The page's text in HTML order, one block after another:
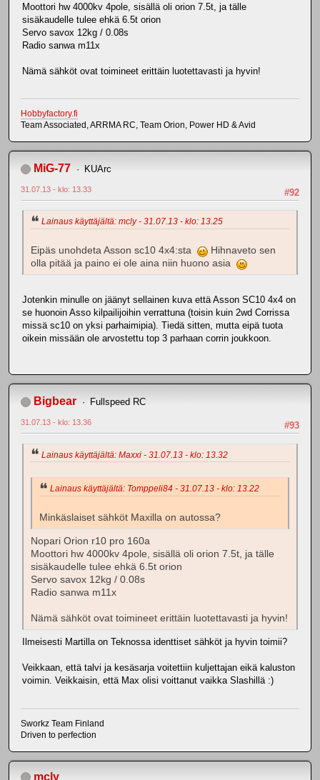
Moottori hw 4000kv 4pole, sisällä oli orion 7.5t, ja tälle
sisäkaudelle tulee ehkä 6.5t orion
Servo savox 12kg / 0.08s
Radio sanwa m11x
Nämä sähköt ovat toimineet erittäin luotettavasti ja hyvin!
Hobbyfactory.fi
Team Associated, ARRMA RC, Team Orion, Power HD & Avid
MiG-77 KUArc
#92
31.07.13 - klo: 13.33
Lainaus käyttäjältä: mcly - 31.07.13 - klo: 13.25
Eipäs unohdeta Asson sc10 4x4:sta
Hihnaveto sen
olla pitää ja paino ei ole aina niin huono asia
Jotenkin minulle on jäänyt sellainen kuva että Asson SC10 4x4 on
se huonoin Asso kilpailijoihin verrattuna (toisin kuin 2wd Corrissa
missä sc10 on yksi parhaimipia). Tiedä sitten, mutta eipä tuota
oikein missään ole arvostettu top 3 parhaan corrin joukkoon.
Bigbear Fullspeed RC
#93
31.07.13 - klo: 13.36
Lainaus käyttäjältä: Maxxi - 31.07.13 - klo: 13.32
Lainaus käyttäjältä: Tomppeli84 - 31.07.13 - klo: 13.22
Minkäslaiset sähköt Maxilla on autossa?
Nopari Orion r10 pro 160a
Moottori hw 4000kv 4pole, sisällä oli orion 7.5t, ja tälle
sisäkaudelle tulee ehkä 6.5t orion
Servo savox 12kg / 0.08s
Radio sanwa m11x
Nämä sähköt ovat toimineet erittäin luotettavasti ja hyvin!
Ilmeisesti Martilla on Teknossa identtiset sähköt ja hyvin toimii?
Veikkaan, että talvi ja kesäsarja voitettiin kuljettajan eikä kaluston
voimin. Veikkaisin, että Max olisi voittanut vaikka Slashillä :)
Sworkz Team Finland
Driven to perfection
mcly